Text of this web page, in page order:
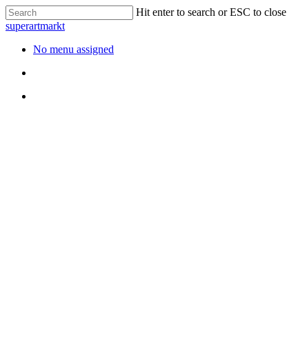
Hit enter to search or ESC to close
superartmarkt
No menu assigned